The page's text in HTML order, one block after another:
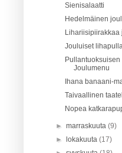
Sienisalaatti
Hedelmäinen
Lihariisipiirakkaa
Jouluiset
Pullantuoksuisen
Joulumenu
Ihana banaani-
Taivaallinen
Nopea
►marraskuuta(9)
►lokakuuta(17)